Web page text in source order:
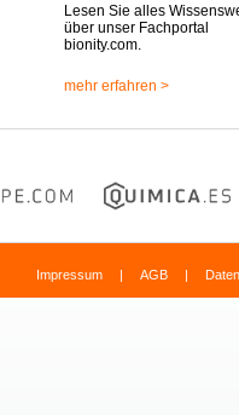
Lesen Sie alles
über unser Fachportal
bionity.com.
mehr erfahren >
Impressum | AGB |